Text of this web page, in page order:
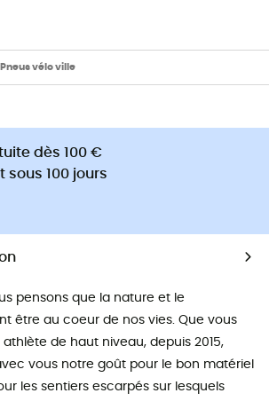
Pneus vélo ville
dès 100 €
sous 100 jours
pensons que la nature et le
être au coeur de nos vies. Que vous
de haut niveau, depuis 2015,
vous notre goût pour le bon matériel
les sentiers escarpés sur lesquels